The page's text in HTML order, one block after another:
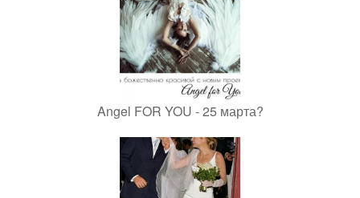
Angel FOR YOU - 25 марта?